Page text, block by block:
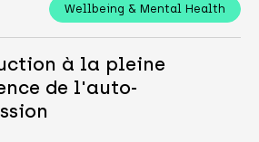
Wellbeing & Mental Health
à la pleine
de l'auto-